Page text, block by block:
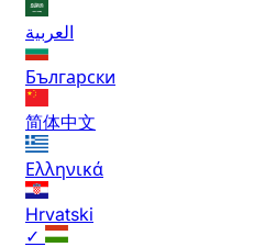
العربية
Български
简体中文
Ελληνικά
Hrvatski
✓